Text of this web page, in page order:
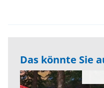
Das könnte Sie